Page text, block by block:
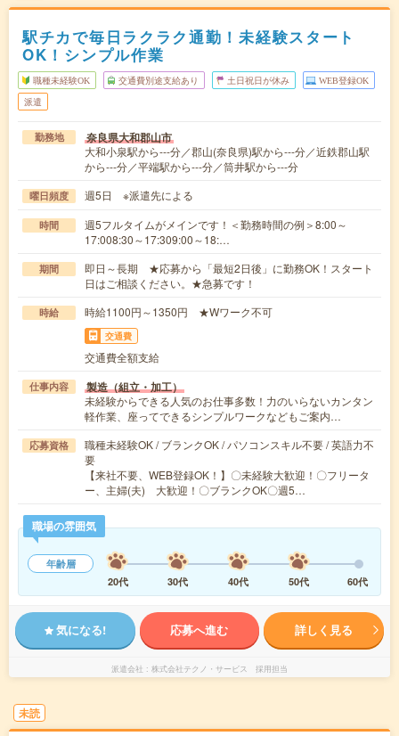
駅チカで毎日ラクラク通勤！未経験スタート
OK！シンプル作業
職種未経験OK 交通費別途支給あり 土日祝日が休み WEB登録OK
派遣
勤務地 奈良県大和郡山市
大和小泉駅から---分／郡山(奈良県)駅から---分／近鉄郡山駅
から---分／平端駅から---分／筒井駅から---分
曜日頻度 週5日 ※派遣先による
時間
週5フルタイムがメインです！＜勤務時間の例＞8:00～
17:008:30～17:309:00～18:…
期間
即日～長期 ★応募から「最短2日後」に勤務OK！スタート
日はご相談ください。★急募です！
時給 時給1100円～1350円 ★Wワーク不可
交通費
交通費全額支給
仕事内容 製造（組立・加工）
未経験からできる人気のお仕事多数！力のいらないカンタン
軽作業、座ってできるシンプルワークなどもご案内…
応募資格
職種未経験OK / ブランクOK / パソコンスキル不要 / 英語力不
要
【来社不要、WEB登録OK！】〇未経験大歓迎！〇フリータ
ー、主婦(夫) 大歓迎！〇ブランクOK〇週5…
職場の雰囲気
年齢層
20代
30代 40代 50代 60代
気になる! 応募へ進む 詳しく見る
派遣会社 株式会社テクノ・サービス 採用担当
未読